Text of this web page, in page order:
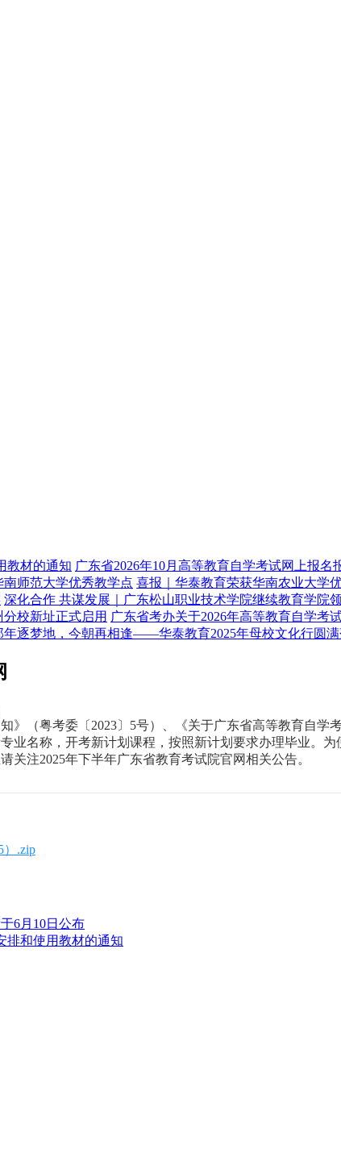
教材的通知 广东省2026年10月高等教育自学考试网上报名
师范大学优秀教学点 喜报｜华泰教育荣获华南农业大学
深化合作 共谋发展｜广东松山职业技术学院继续教育学院
校新址正式启用 广东省考办关于2026年高等教育自学考
年逐梦地，今朝再相逢——华泰教育2025年母校文化行圆满
（粤考委〔2023〕5号）、《关于广东省高等教育自学
业名称，开考新计划课程，按照新计划要求办理毕业。
关注2025年下半年广东省教育考试院官网相关公告。
）.zip
6月10日公布
排和使用教材的通知